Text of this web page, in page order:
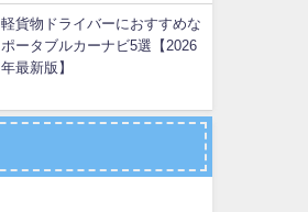
軽貨物ドライバーにおすすめな
ポータブルカーナビ5選【2026
年最新版】